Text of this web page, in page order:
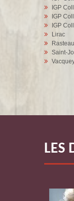
IGP
IGP
IGP
Lirac
Rasteau
Saint-
LES